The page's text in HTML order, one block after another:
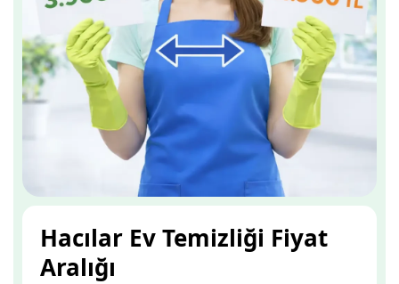
Hacılar Ev Temizliği Fiyat
Aralığı